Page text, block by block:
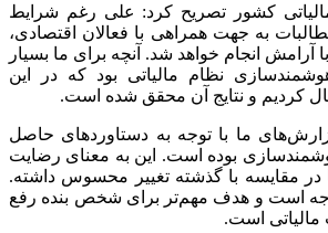
کشور تصریح کرد: علی رغم شرایط
به جهت همراهی با فعالان اقتصادی،
انجام خواهد شد. آنچه برای ما بسیار
نظام مالیاتی بود که در این
کردیم و نتایج آن محقق شده است.
ما با توجه به دستاوردهای حاصل
بوده است. این به معنای رضایت
مقایسه با گذشته تغییر محسوس داشته.
است و هدف مهم‌تر برای شخص بنده رفع
مالیاتی است.